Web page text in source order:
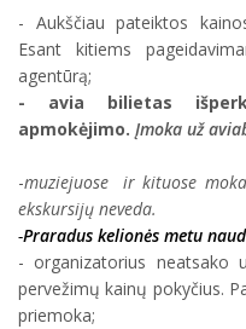
- Aukščiau pateiktos
Esant kitiems
agentūrą;
- avia bilietas
apmokėjimo.Įmoka už
-muziejuose ir kituose
ekskursijų neveda.
-Praradus kelionės metu
- organizatorius
pervežimų kainų pokyčius.
priemoka;